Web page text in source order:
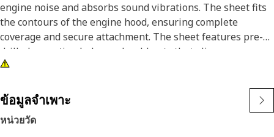
engine noise and absorbs sound vibrations. The sheet fits
the contours of the engine hood, ensuring complete
coverage and secure attachment. The sheet features pre-
drilled mounting holes and weld nuts that align
correspondingly with the hood providing a tight seal
by the engine during operation.
Attributes:
ข้อมูลจำเพาะ
หน่วยวัด